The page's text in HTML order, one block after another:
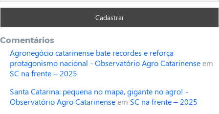
Comentários
Agronegócio catarinense bate recordes e reforça
protagonismo nacional - Observatório Agro Catarinenseem
SC na frente – 2025
Santa Catarina: pequena no mapa, gigante no agro! -
Observatório Agro Catarinenseem SC na frente – 2025